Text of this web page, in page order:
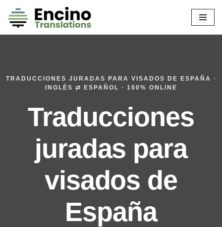
Saltar
TRADUCCIONES JURADAS PARA VISADOS DE ESPAÑA ·
INGLÉS ⇄ ESPAÑOL · 100% ONLINE
Traducciones
juradas para
visados de
España